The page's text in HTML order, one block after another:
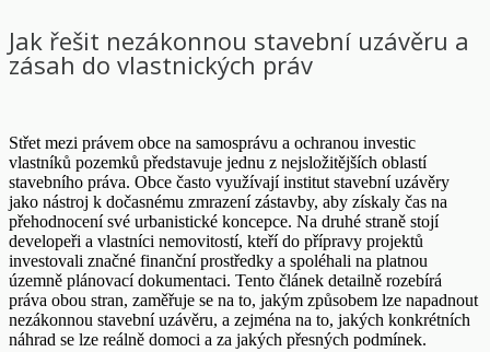
Jak řešit nezákonnou stavební uzávěru a
zásah do vlastnických práv
Střet mezi právem obce na samosprávu a ochranou investic
vlastníků pozemků představuje jednu z nejsložitějších oblastí
stavebního práva. Obce často využívají institut stavební uzávěry
jako nástroj k dočasnému zmrazení zástavby, aby získaly čas na
přehodnocení své urbanistické koncepce. Na druhé straně stojí
developeři a vlastníci nemovitostí, kteří do přípravy projektů
investovali značné finanční prostředky a spoléhali na platnou
územně plánovací dokumentaci. Tento článek detailně rozebírá
práva obou stran, zaměřuje se na to, jakým způsobem lze napadnout
nezákonnou stavební uzávěru, a zejména na to, jakých konkrétních
náhrad se lze reálně domoci a za jakých přesných podmínek.